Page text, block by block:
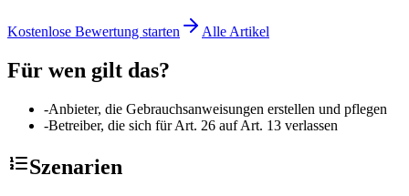
Kostenlose Bewertung starten Alle Artikel
Für wen gilt das?
-Anbieter, die Gebrauchsanweisungen erstellen und pflegen
-Betreiber, die sich für Art. 26 auf Art. 13 verlassen
Szenarien